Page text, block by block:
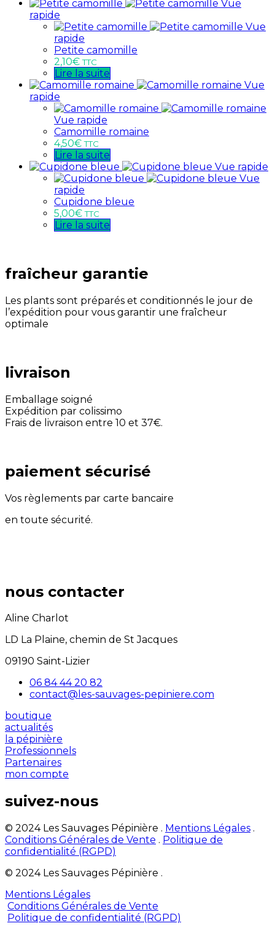
Vue
rapide
Vue
rapide
Petite camomille
2,10€ TTC
Lire la suite
Vue
rapide
Vue rapide
Camomille romaine
4,50€ TTC
Lire la suite
Vue rapide
Vue
rapide
Cupidone bleue
5,00€ TTC
Lire la suite
fraîcheur garantie
Les plants sont préparés et conditionnés le jour de
l’expédition pour vous garantir une fraîcheur
optimale
livraison
Emballage soigné
Expédition par colissimo
Frais de livraison entre 10 et 37€.
paiement sécurisé
Vos règlements par carte bancaire
en toute sécurité.
nous contacter
Aline Charlot
LD La Plaine, chemin de St Jacques
09190 Saint-Lizier
06 84 44 20 82
contact@les-sauvages-pepiniere.com
boutique
actualités
la pépinière
Professionnels
Partenaires
mon compte
suivez-nous
© 2024 Les Sauvages Pépinière . Mentions Légales .
Conditions Générales de Vente . Politique de
confidentialité (RGPD)
© 2024 Les Sauvages Pépinière .
Mentions Légales
Conditions Générales de Vente
Politique de confidentialité (RGPD)